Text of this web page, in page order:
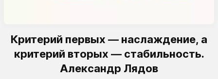
Критерий первых — наслаждение, а
критерий вторых — стабильность.
Александр Лядов